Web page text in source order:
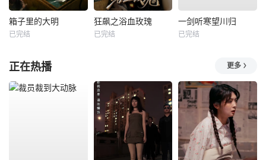
箱子里的大明
已完结
狂飙之浴血玫瑰
已完结
一剑听寒望川归
已完结
正在热播 更多